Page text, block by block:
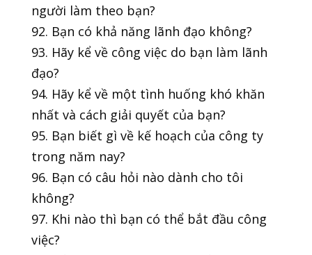
người làm theo bạn?
92. Bạn có khả năng lãnh đạo không?
93. Hãy kể về công việc do bạn làm lãnh
đạo?
94. Hãy kể về một tình huống khó khăn
nhất và cách giải quyết của bạn?
95. Bạn biết gì về kế hoạch của công ty
trong năm nay?
96. Bạn có câu hỏi nào dành cho tôi
không?
97. Khi nào thì bạn có thể bắt đầu công
việc?